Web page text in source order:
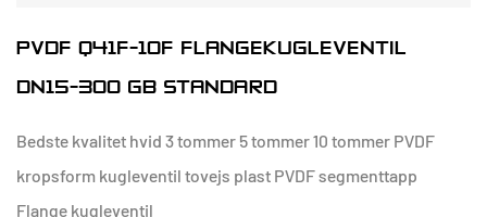
PVDF Q41F-10F FLANGEKUGLEVENTIL
DN15-300 GB STANDARD
Bedste kvalitet hvid 3 tommer 5 tommer 10 tommer PVDF
kropsform kugleventil tovejs plast PVDF segmenttapp
Flange kugleventil